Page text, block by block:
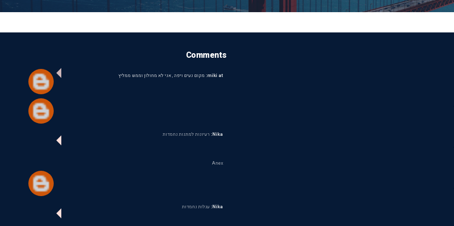
Comments
miki at: מקום נעים ויפה , אני לא מחולון וממש ממליץ
Nika: רעיונות למתנות נחמדות
Anex
Nika: עגלות נחמדות